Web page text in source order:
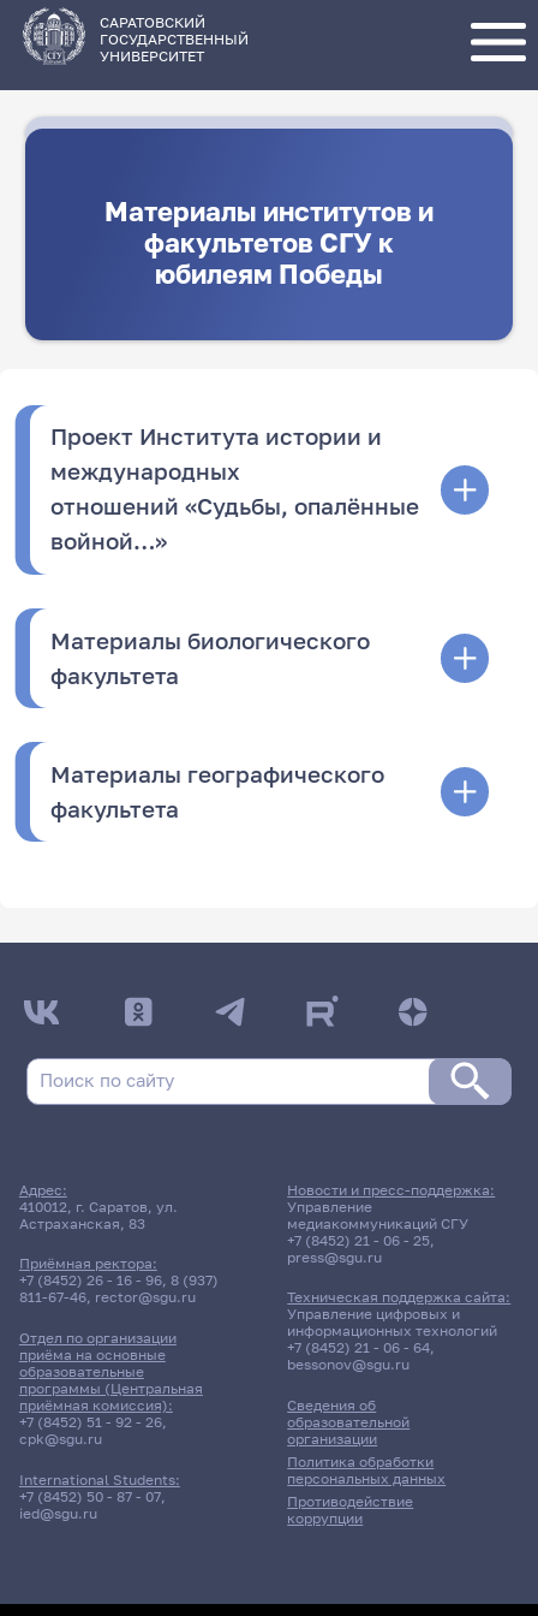
основному
содержанию
САРАТОВСКИЙ
ГОСУДАРСТВЕННЫЙ
УНИВЕРСИТЕТ
Материалы институтов и
факультетов СГУ к
юбилеям Победы
Проект Института истории и
международных
отношений «Судьбы, опалённые
войной…»
Материалы биологического
факультета
Материалы географического
факультета
Адрес:
410012, г. Саратов, ул.
Астраханская, 83
Приёмная ректора:
+7 (8452) 26 - 16 - 96, 8 (937)
811-67-46, rector@sgu.ru
Отдел по организации
приёма на основные
образовательные
программы (Центральная
приёмная комиссия):
+7 (8452) 51 - 92 - 26,
cpk@sgu.ru
International Students:
+7 (8452) 50 - 87 - 07,
ied@sgu.ru
Сведения об
образовательной
организации
Политика обработки
персональных данных
Противодействие
коррупции
Новости и пресс-поддержка:
Управление
медиакоммуникаций СГУ
+7 (8452) 21 - 06 - 25,
press@sgu.ru
Техническая поддержка сайта:
Управление цифровых и
информационных технологий
+7 (8452) 21 - 06 - 64,
bessonov@sgu.ru